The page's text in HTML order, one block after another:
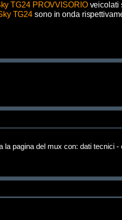
TG24 PROVVISORIOveicolati
TG24 sono in onda
la pagina del mux con: dati tecnici